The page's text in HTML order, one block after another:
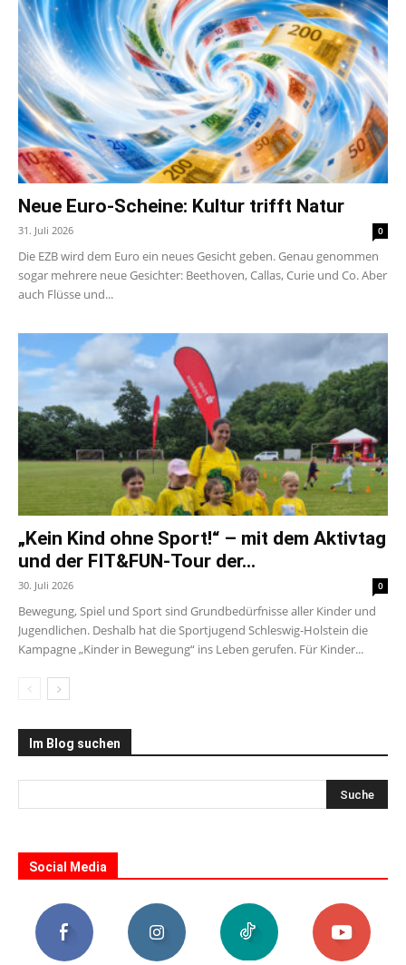
Neue Euro-Scheine: Kultur trifft Natur
31. Juli 2026 0
Die EZB wird dem Euro ein neues Gesicht geben. Genau genommen
sogar mehrere neue Gesichter: Beethoven, Callas, Curie und Co. Aber
auch Flüsse und...
„Kein Kind ohne Sport!“ – mit dem Aktivtag
und der FIT&FUN-Tour der...
30. Juli 2026 0
Bewegung, Spiel und Sport sind Grundbedürfnisse aller Kinder und
Jugendlichen. Deshalb hat die Sportjugend Schleswig-Holstein die
Kampagne „Kinder in Bewegung“ ins Leben gerufen. Für Kinder...
Im Blog suchen
Social Media